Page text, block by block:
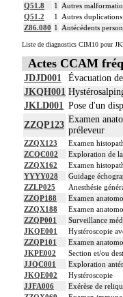
Q51.8
1
Autres
Q51.2
1
Autres
Z86.080 1 Antécédents
Liste de diagnostics CIM10 pour
Actes CCAM
JDJD001
Évacuation
JKQH001
JKLD001 Pose d'un
ZZQP123
Examen
préleveur
ZZQX123
Examen
ZCQC002
Exploration de
ZZQX162
Examen
YYYY028
Guidage
ZZLP025
Anesthésie
ZZQP188
Examen
ZZQX188
Examen
ZZQP001
Surveillance
JKQE001
Hystéroscopie
ZZQP101
Examen
JKPE002
Section et/ou
JJQC001
Exploration
JKQE002
Hystéroscopie
JJFA006
Exérèse de